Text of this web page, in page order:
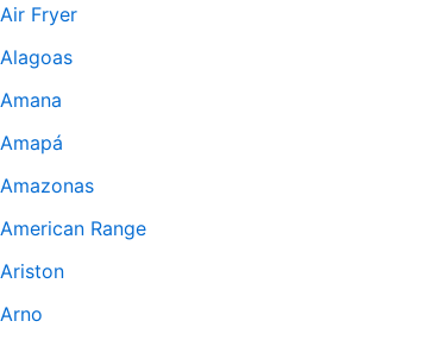
Air Fryer
Alagoas
Amana
Amapá
Amazonas
American Range
Ariston
Arno